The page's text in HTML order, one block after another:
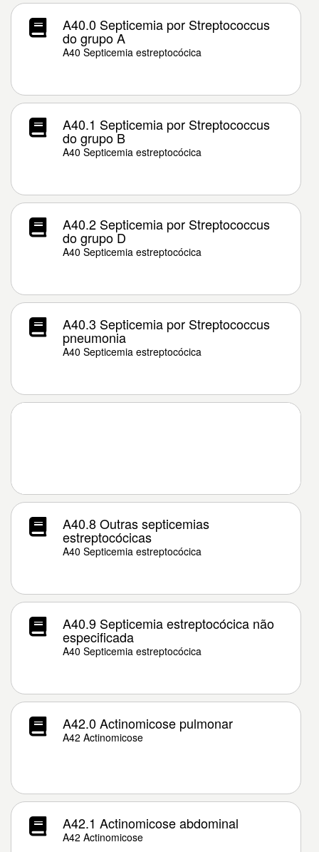
A40.0 Septicemia por Streptococcus
do grupo A
A40 Septicemia estreptocócica
A40.1 Septicemia por Streptococcus
do grupo B
A40 Septicemia estreptocócica
A40.2 Septicemia por Streptococcus
do grupo D
A40 Septicemia estreptocócica
A40.3 Septicemia por Streptococcus
pneumonia
A40 Septicemia estreptocócica
A40.8 Outras septicemias
estreptocócicas
A40 Septicemia estreptocócica
A40.9 Septicemia estreptocócica não
especificada
A40 Septicemia estreptocócica
A42.0 Actinomicose pulmonar
A42 Actinomicose
A42.1 Actinomicose abdominal
A42 Actinomicose